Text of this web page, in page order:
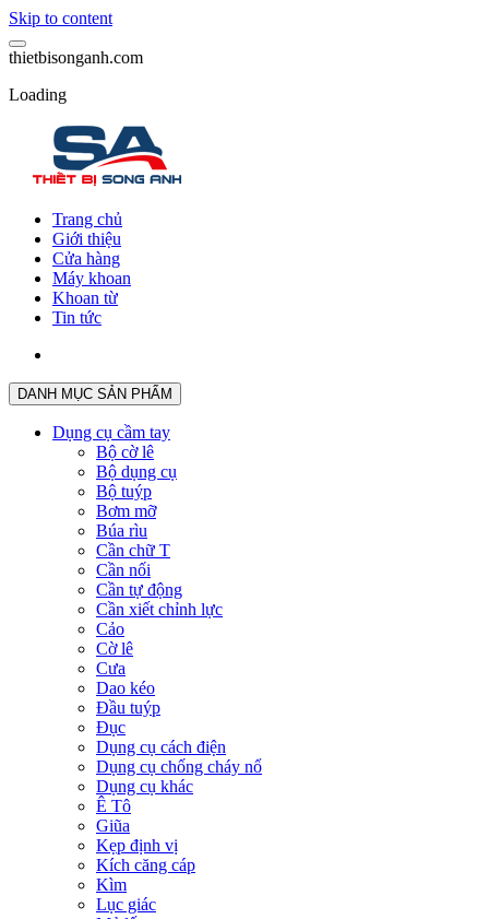
Skip to content
thietbisonganh.com
Loading
Trang chủ
Giới thiệu
Cửa hàng
Máy khoan
Khoan từ
Tin tức
DANH MỤC SẢN PHẨM
Dụng cụ cầm tay
Bộ cờ lê
Bộ dụng cụ
Bộ tuýp
Bơm mỡ
Búa rìu
Cần chữ T
Cần nối
Cần tự động
Cần xiết chỉnh lực
Cảo
Cờ lê
Cưa
Dao kéo
Đầu tuýp
Đục
Dụng cụ cách điện
Dụng cụ chống cháy nổ
Dụng cụ khác
Ê Tô
Giũa
Kẹp định vị
Kích căng cáp
Kìm
Lục giác